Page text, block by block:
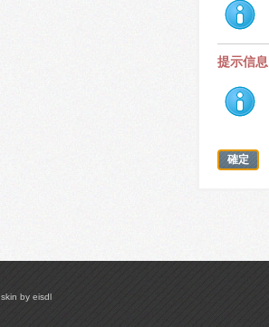
提示信息
確定
skin byeisdl